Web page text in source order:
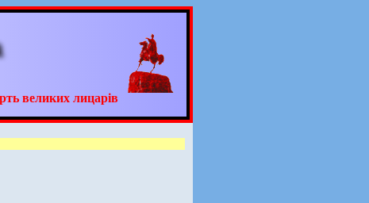
великих лицарів